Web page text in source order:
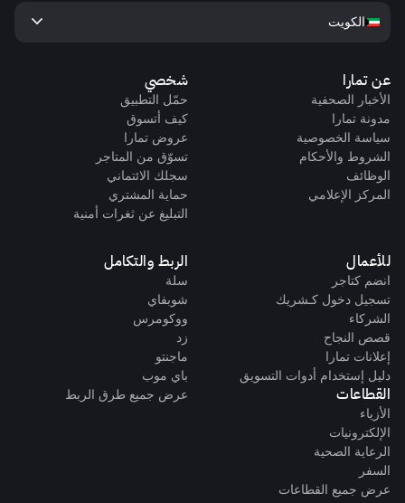
عن تمارا
الأخبار الصحفية
مدونة تمارا
سياسة الخصوصية
الشروط والأحكام
الوظائف
المركز الإعلامي
شخصي
حمّل التطبيق
كيف أتسوق
عروض تمارا
تسوّق من المتاجر
سجلك الائتماني
حماية المشتري
التبليغ عن ثغرات أمنية
للأعمال
انضم كتاجر
تسجيل دخول كـشريك
الشركاء
قصص النجاح
إعلانات تمارا
دليل إستخدام أدوات التسويق
القطاعات
الأزياء
الإلكترونيات
الرعاية الصحية
السفر
عرض جميع القطاعات
الربط والتكامل
سلة
شوبفاي
ووكومرس
زد
ماجنتو
باي موب
عرض جميع طرق الربط
الكويت keyboard_arrow_down